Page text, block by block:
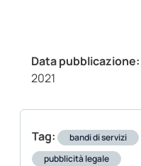
Data pubblicazione:
2021
Tag:
bandi di servizi
pubblicità legale